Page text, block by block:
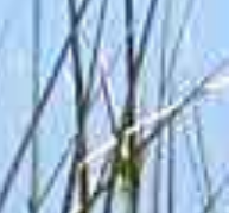
Dezember 2026
Mo Di Mi Do